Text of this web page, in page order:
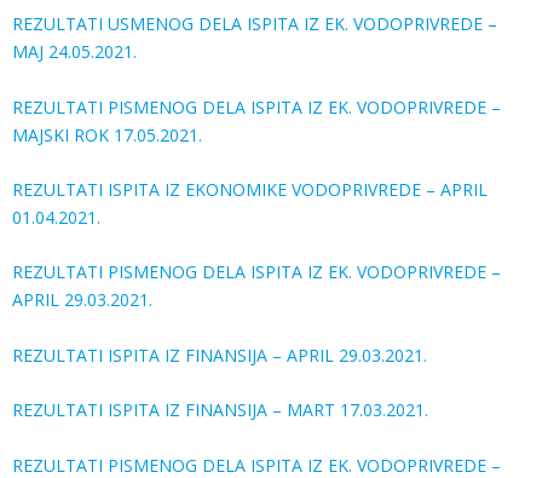
REZULTATI USMENOG DELA ISPITA IZ EK. VODOPRIVREDE –
MAJ 24.05.2021.
REZULTATI PISMENOG DELA ISPITA IZ EK. VODOPRIVREDE –
MAJSKI ROK 17.05.2021.
REZULTATI ISPITA IZ EKONOMIKE VODOPRIVREDE – APRIL
01.04.2021.
REZULTATI PISMENOG DELA ISPITA IZ EK. VODOPRIVREDE –
APRIL 29.03.2021.
REZULTATI ISPITA IZ FINANSIJA – APRIL 29.03.2021.
REZULTATI ISPITA IZ FINANSIJA – MART 17.03.2021.
REZULTATI PISMENOG DELA ISPITA IZ EK. VODOPRIVREDE –